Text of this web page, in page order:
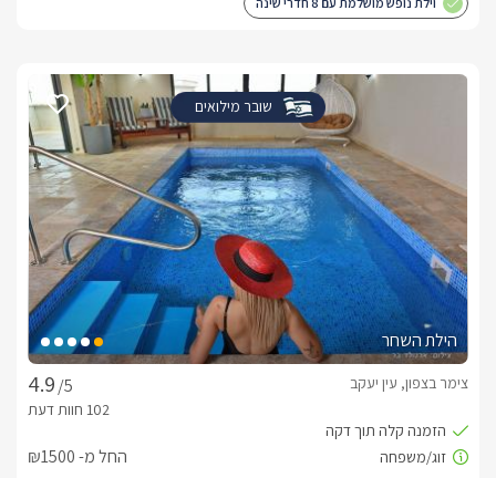
שובר מילואים
הילת השחר
/5
צימר בצפון, עין יעקב
החל מ- ₪1500